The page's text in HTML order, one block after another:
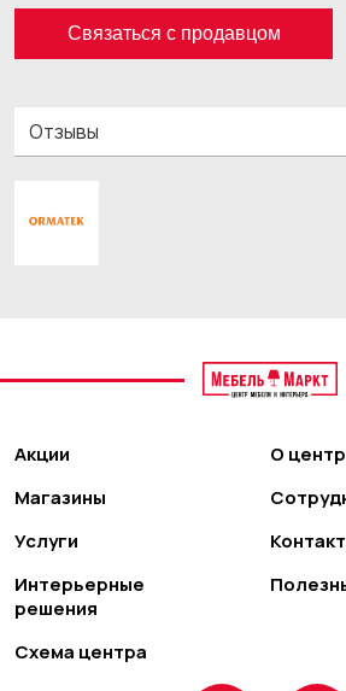
Связаться с продавцом
Отзывы
Акции
Магазины
Услуги
Интерьерные
решения
Схема центра
О